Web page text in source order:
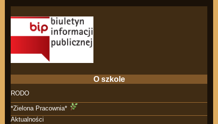
O szkole
RODO
*Zielona Pracownia*
Aktualności